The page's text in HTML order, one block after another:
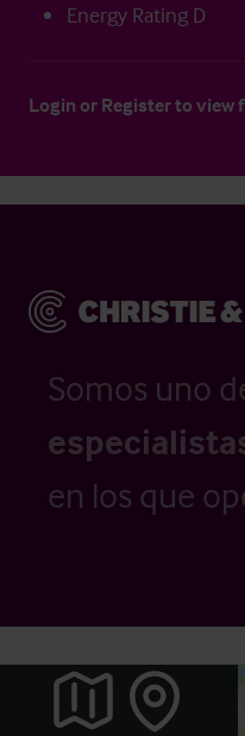
Energy Rating D
Login or Registerto view
Somos uno
en los que